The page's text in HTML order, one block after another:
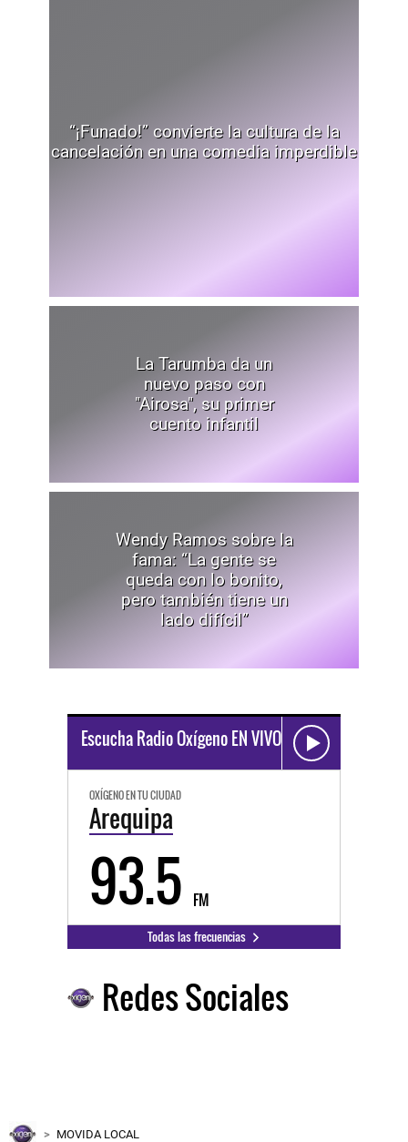
“¡Funado!” convierte la cultura de la
cancelación en una comedia imperdible
La Tarumba da un
nuevo paso con
"Airosa", su primer
cuento infantil
Wendy Ramos sobre la
fama: “La gente se
queda con lo bonito,
pero también tiene un
lado difícil”
Escucha Radio Oxígeno EN VIVO
OXÍGENO EN TU CIUDAD
Arequipa
93.5 FM
Todas las frecuencias
Redes Sociales
MOVIDA LOCAL